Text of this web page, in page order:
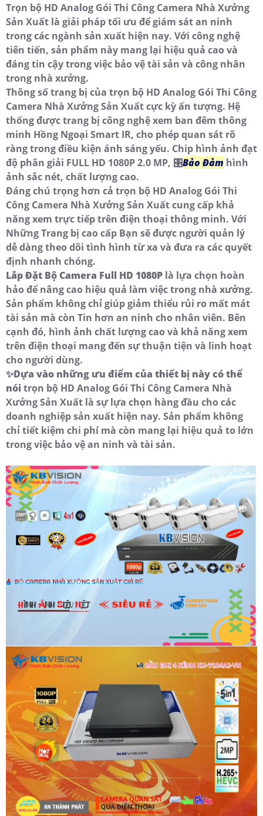
Trọn bộ HD Analog Gói Thi Công Camera Nhà Xưởng
Sản Xuất là giải pháp tối ưu để giám sát an ninh
trong các ngành sản xuất hiện nay. Với công nghệ
tiên tiến, sản phẩm này mang lại hiệu quả cao và
đáng tin cậy trong việc bảo vệ tài sản và công nhân
trong nhà xưởng.
Thông số trang bị của trọn bộ HD Analog Gói Thi Công
Camera Nhà Xưởng Sản Xuất cực kỳ ấn tượng. Hệ
thống được trang bị công nghệ xem ban đêm thông
minh Hồng Ngoại Smart IR, cho phép quan sát rõ
ràng trong điều kiện ánh sáng yếu. Chip hình ảnh đạt
độ phân giải FULL HD 1080P 2.0 MP, 🎛Bảo Đảm hình
ảnh sắc nét, chất lượng cao.
Đáng chú trọng hơn cả trọn bộ HD Analog Gói Thi
Công Camera Nhà Xưởng Sản Xuất cung cấp khả
năng xem trực tiếp trên điện thoại thông minh. Với
Những Trang bị cao cấp Bạn sẽ được người quản lý
dễ dàng theo dõi tình hình từ xa và đưa ra các quyết
định nhanh chóng.
Lắp Đặt Bộ Camera Full HD 1080P là lựa chọn hoàn
hảo để nâng cao hiệu quả làm việc trong nhà xưởng.
Sản phẩm không chỉ giúp giảm thiểu rủi ro mất mát
tài sản mà còn Tin hơn an ninh cho nhân viên. Bên
cạnh đó, hình ảnh chất lượng cao và khả năng xem
trên điện thoại mang đến sự thuận tiện và linh hoạt
cho người dùng.
✨Dựa vào những ưu điểm của thiết bị này có thể
nóitrọn bộ HD Analog Gói Thi Công Camera Nhà
Xưởng Sản Xuất là sự lựa chọn hàng đầu cho các
doanh nghiệp sản xuất hiện nay. Sản phẩm không
chỉ tiết kiệm chi phí mà còn mang lại hiệu quả to lớn
trong việc bảo vệ an ninh và tài sản.